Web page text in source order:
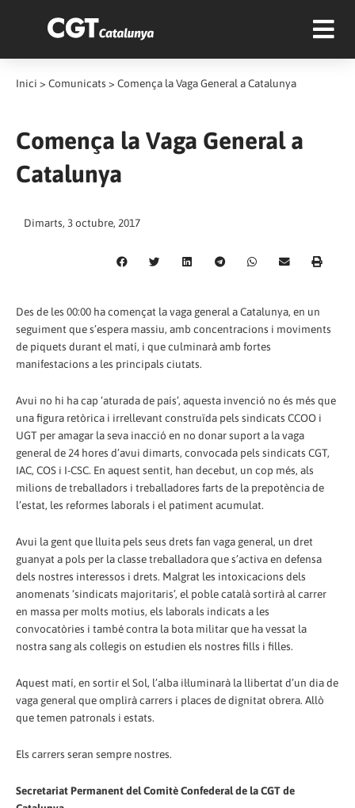
Inici > Comunicats > Comença la Vaga General a Catalunya
Comença la Vaga General a
Catalunya
Dimarts, 3 octubre, 2017
Des de les 00:00 ha començat la vaga general a Catalunya, en un
seguiment que s’espera massiu, amb concentracions i moviments
de piquets durant el matí, i que culminarà amb fortes
manifestacions a les principals ciutats.
Avui no hi ha cap ‘aturada de país’, aquesta invenció no és més que
una figura retòrica i irrellevant construïda pels sindicats CCOO i
UGT per amagar la seva inacció en no donar suport a la vaga
general de 24 hores d’avui dimarts, convocada pels sindicats CGT,
IAC, COS i I-CSC. En aquest sentit, han decebut, un cop més, als
milions de treballadors i treballadores farts de la prepotència de
l’estat, les reformes laborals i el patiment acumulat.
Avui la gent que lluita pels seus drets fan vaga general, un dret
guanyat a pols per la classe treballadora que s’activa en defensa
dels nostres interessos i drets. Malgrat les intoxicacions dels
anomenats ‘sindicats majoritaris’, el poble català sortirà al carrer
en massa per molts motius, els laborals indicats a les
convocatòries i també contra la bota militar que ha vessat la
nostra sang als col·legis on estudien els nostres fills i filles.
Aquest matí, en sortir el Sol, l’alba il·luminarà la llibertat d’un dia de
vaga general que omplirà carrers i places de dignitat obrera. Allò
que temen patronals i estats.
Els carrers seran sempre nostres.
Secretariat Permanent del Comitè Confederal de la CGT de